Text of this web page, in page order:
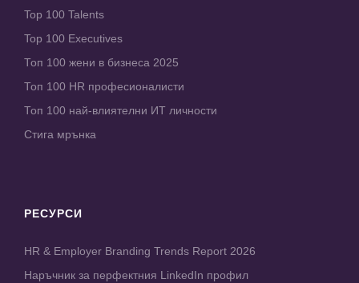
Top 100 Talents
Top 100 Executives
Топ 100 жени в бизнеса 2025
Топ 100 HR професионалисти
Топ 100 най-влиятелни ИТ личности
Стига мрънка
РЕСУРСИ
HR & Employer Branding Trends Report 2026
Наръчник за перфектния LinkedIn профил